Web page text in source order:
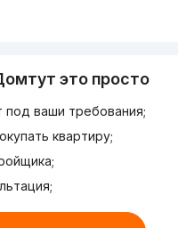
это просто
ваши требования;
квартиру;